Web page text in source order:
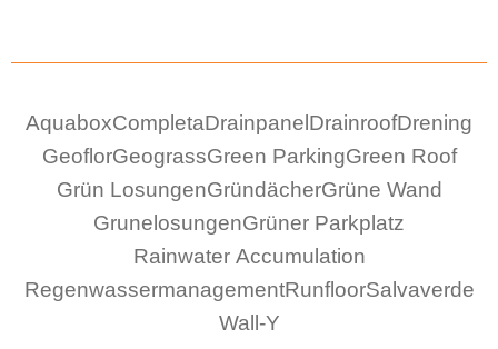
AquaboxCompletaDrainpanelDrainroofDrening
GeoflorGeograssGreen ParkingGreen Roof
Grün LosungenGründächerGrüne Wand
GrunelosungenGrüner Parkplatz
Rainwater Accumulation
RegenwassermanagementRunfloorSalvaverde
Wall-Y